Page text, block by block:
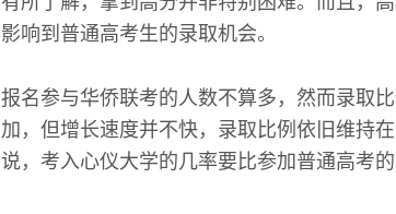
影响到普通高考生的录取机会。
报名参与华侨联考的人数不算多，然而录取
加，但增长速度并不快，录取比例依旧维持
说，考入心仪大学的几率要比参加普通高考的